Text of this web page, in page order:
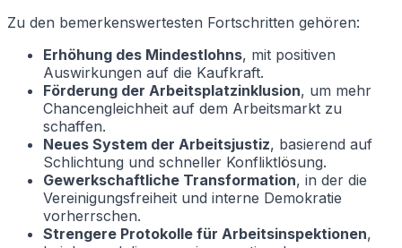
Zu den bemerkenswertesten Fortschritten gehören:
Erhöhung des Mindestlohns, mit positiven
Auswirkungen auf die Kaufkraft.
Förderung der Arbeitsplatzinklusion, um mehr
Chancengleichheit auf dem Arbeitsmarkt zu
schaffen.
Neues System der Arbeitsjustiz, basierend auf
Schlichtung und schneller Konfliktlösung.
Gewerkschaftliche Transformation, in der die
Vereinigungsfreiheit und interne Demokratie
vorherrschen.
Strengere Protokolle für Arbeitsinspektionen,